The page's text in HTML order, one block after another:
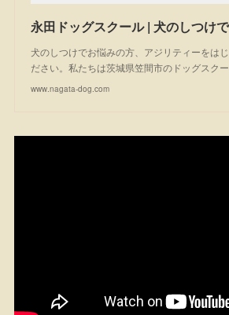
犬のしつけでお悩みの方、アジリティーをは
ださい。私たちは茨城県笠間市のドッグスクー
www.nagata-dog.com